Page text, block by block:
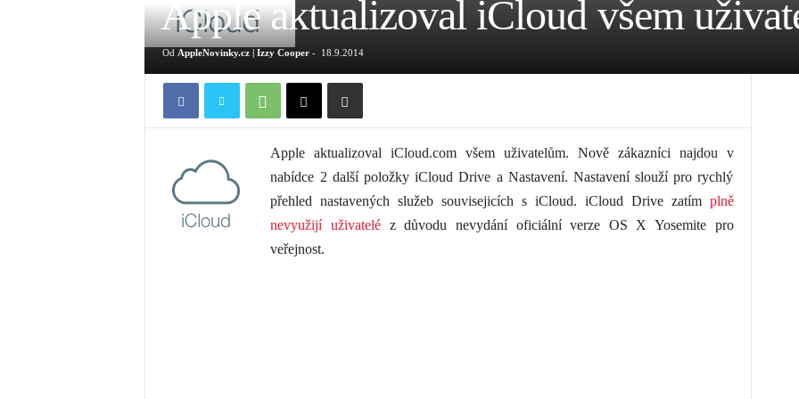
Apple aktualizoval iCloud všem
Od AppleNovinky.cz | Izzy Cooper- 18.9.2014
Apple aktualizoval iCloud.com všem uživatelům. Nově zákazníci najdou v
nabídce 2 další položky iCloud Drive a Nastavení. Nastavení slouží pro rychlý
přehled nastavených služeb souvisejicích s iCloud. iCloud Drive zatím plně
nevyužijí uživatelé z důvodu nevydání oficiální verze OS X Yosemite pro
veřejnost.